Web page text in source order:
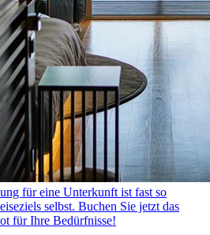
für eine Unterkunft ist fast so
selbst. Buchen Sie jetzt das
für Ihre Bedürfnisse!